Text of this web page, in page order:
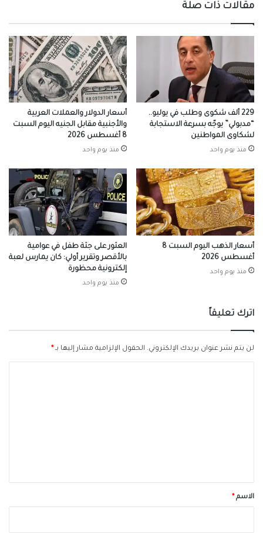
مقالات ذات صلة
229 ألف شكوى وطلب في يوليو..
“مدبولي” يوجّه بسرعة الاستجابة
لشكاوى المواطنين
منذ يوم واحد
أسعار الدولار والعملات العربية
والأجنبية مقابل الجنيه اليوم السبت
8 أغسطس 2026
منذ يوم واحد
أسعار الذهب اليوم السبت 8
أغسطس 2026
منذ يوم واحد
العثور على جثة طفل في عوامية
بالأقصر وتقرير أولي: كان يمارس لعبة
إلكترونية محظورة
منذ يوم واحد
اترك تعليقاً
لن يتم نشر عنوان بريدك الإلكتروني. الحقول الإلزامية مشار إليها بـ*
*الاسم*